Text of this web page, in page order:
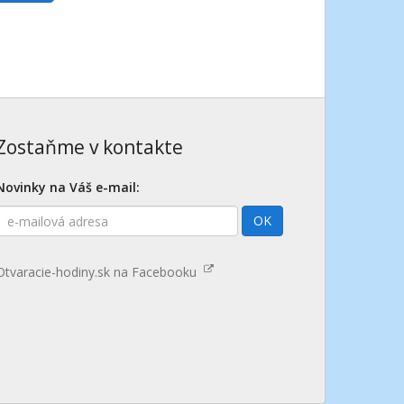
v kontakte
na Váš e-mail:
OK
hodiny.sk na Facebooku